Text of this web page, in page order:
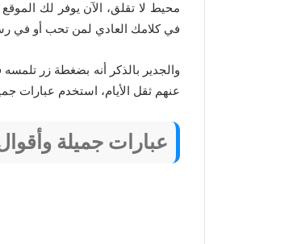
محيط لا تقلق، الآن يوفر لك
في كلامك العادي لمن تحب أو في
والجدير بالذكر أنه بضغطة زر
عنهم ثقل الأيام، استخدم عبارات
عبارات جميلة وأقوال